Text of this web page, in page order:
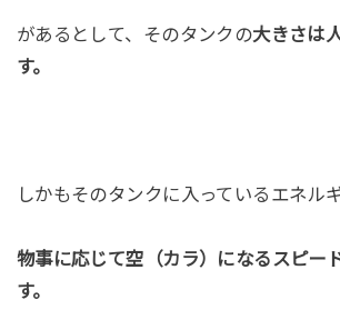
があるとして、そのタンクの大きさは
す。
しかもそのタンクに入っているエネル
物事に応じて空（カラ）になるスピー
す。